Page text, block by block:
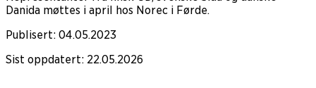
Danida møttes i april hos Norec i Førde.
Publisert: 04.05.2023
Sist oppdatert: 22.05.2026